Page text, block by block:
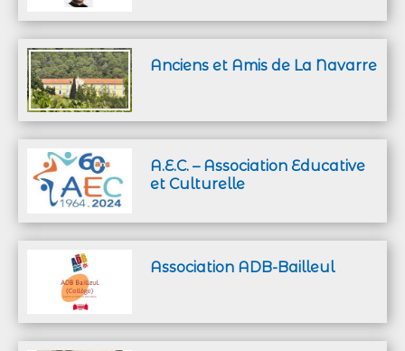
Anciens et Amis de La Navarre
A.E.C. – Association Educative
et Culturelle
Association ADB-Bailleul